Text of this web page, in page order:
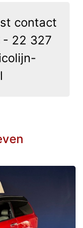
contact
- 22 327